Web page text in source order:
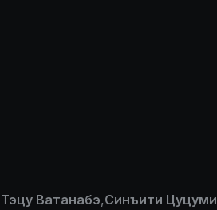
Тэцу Ватанабэ,Синъити Цуцуми